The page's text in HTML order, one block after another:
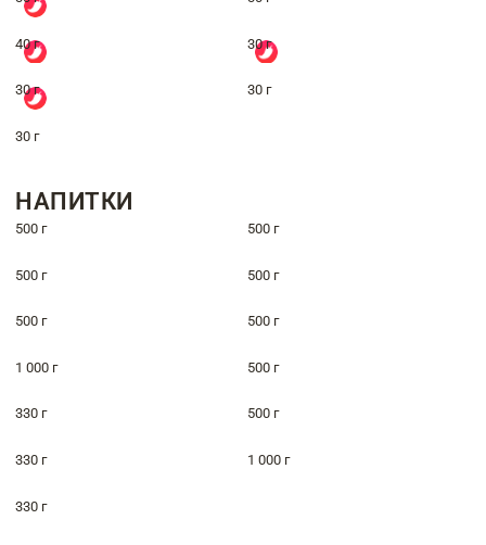
40 г 30 г
30 г 30 г
30 г
НАПИТКИ
500 г 500 г
500 г 500 г
500 г 500 г
1 000 г 500 г
330 г 500 г
330 г 1 000 г
330 г